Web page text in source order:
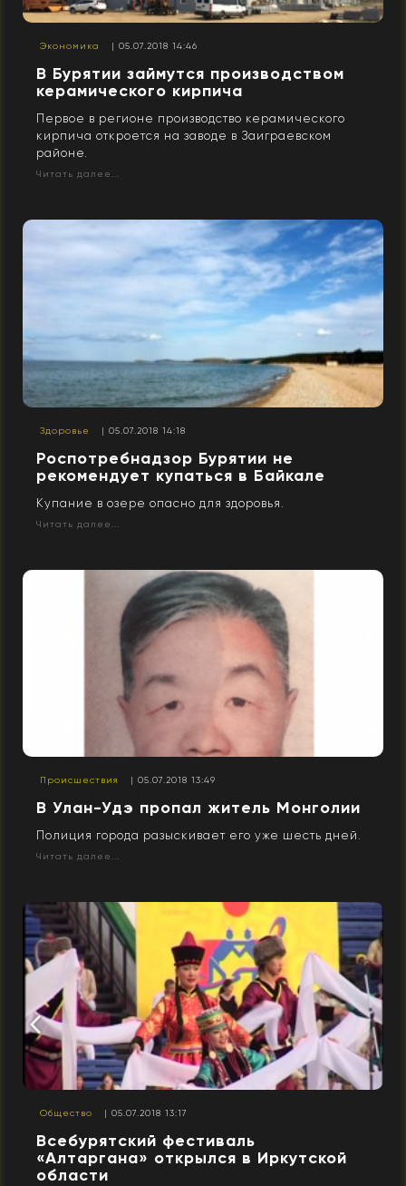
Экономика | 05.07.2018 14:46
В Бурятии займутся производством
керамического кирпича
Первое в регионе производство керамического
кирпича откроется на заводе в Заиграевском
районе.
Читать далее...
Здоровье | 05.07.2018 14:18
Роспотребнадзор Бурятии не
рекомендует купаться в Байкале
Купание в озере опасно для здоровья.
Читать далее...
Происшествия | 05.07.2018 13:49
В Улан-Удэ пропал житель Монголии
Полиция города разыскивает его уже шесть дней.
Читать далее...
Общество | 05.07.2018 13:17
Всебурятский фестиваль
«Алтаргана» открылся в Иркутской
области